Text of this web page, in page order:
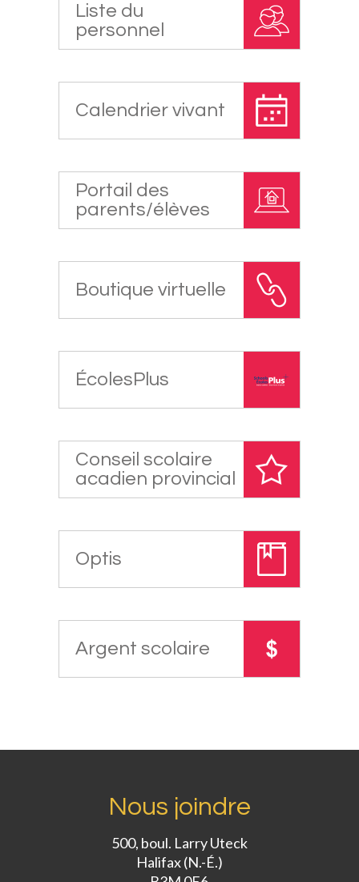
Liste du
personnel
Calendrier vivant
Portail des
parents/élèves
Boutique virtuelle
ÉcolesPlus
Conseil scolaire
acadien provincial
Optis
Argent scolaire
Nous joindre
500, boul. Larry Uteck
Halifax (N.-É.)